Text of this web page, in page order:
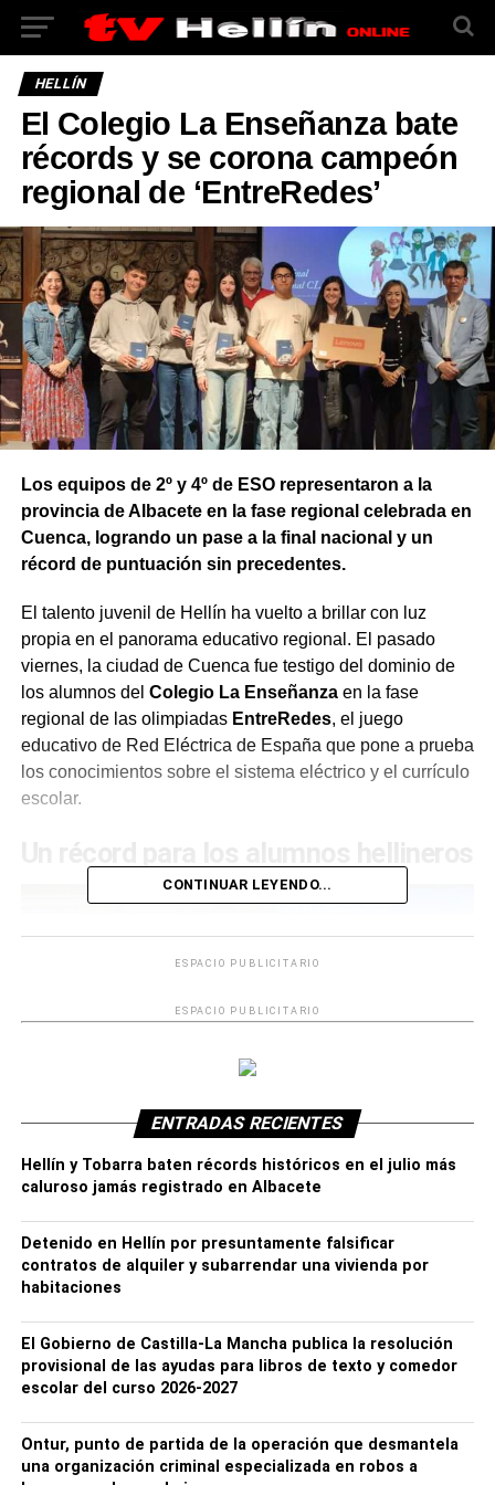
HELLÍN
El Colegio La Enseñanza bate
récords y se corona campeón
regional de ‘EntreRedes’
Los equipos de 2º y 4º de ESO representaron a la
provincia de Albacete en la fase regional celebrada en
Cuenca, logrando un pase a la final nacional y un
récord de puntuación sin precedentes.
El talento juvenil de Hellín ha vuelto a brillar con luz
propia en el panorama educativo regional. El pasado
viernes, la ciudad de Cuenca fue testigo del dominio de
los alumnos del Colegio La Enseñanzaen la fase
regional de las olimpiadas EntreRedes, el juego
educativo de Red Eléctrica de España que pone a prueba
los conocimientos sobre el sistema eléctrico y el currículo
escolar.
equipo de4º de ESO, integrado por Irene Gonález,
Manuel Malte, Jesús Pérez y Sofía Oliva, no solo se alzó
con la victoria en la final regional, sino que lo hizo
dejando una huella imborrable. Con una asombrosa
puntuación de
3.050 puntos
, los hellineros recibieron un
Gracias a este triunfo, los alumnos representarán a
los mejores equipos del resto del país.
CONTINUAR LEYENDO...
ESPACIO PUBLICITARIO
ESPACIO PUBLICITARIO
ENTRADAS RECIENTES
Hellín y Tobarra baten récords históricos en el julio más
caluroso jamás registrado en Albacete
Detenido en Hellín por presuntamente falsificar
contratos de alquiler y subarrendar una vivienda por
habitaciones
El Gobierno de Castilla-La Mancha publica la resolución
provisional de las ayudas para libros de texto y comedor
escolar del curso 2026-2027
Ontur, punto de partida de la operación que desmantela
una organización criminal especializada en robos a